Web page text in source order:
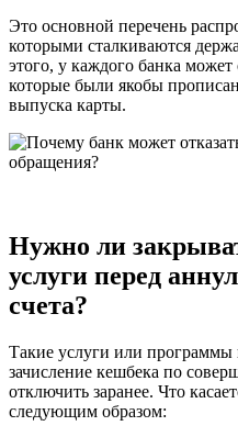
Это основной перечень
которыми сталкиваются
этого, у каждого банка
которые были якобы
выпуска карты.
Нужно ли
услуги перед
счета?
Такие услуги или программы
зачисление кешбека по
отключить заранее. Что
следующим образом: